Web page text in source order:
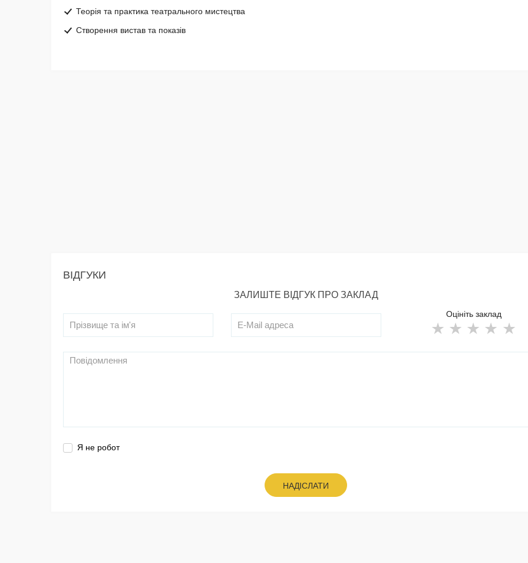
Теорія та практика театрального мистецтва
Створення вистав та показів
ВІДГУКИ
ЗАЛИШТЕ ВІДГУК ПРО ЗАКЛАД
Оцініть заклад
Я не робот
НАДІСЛАТИ